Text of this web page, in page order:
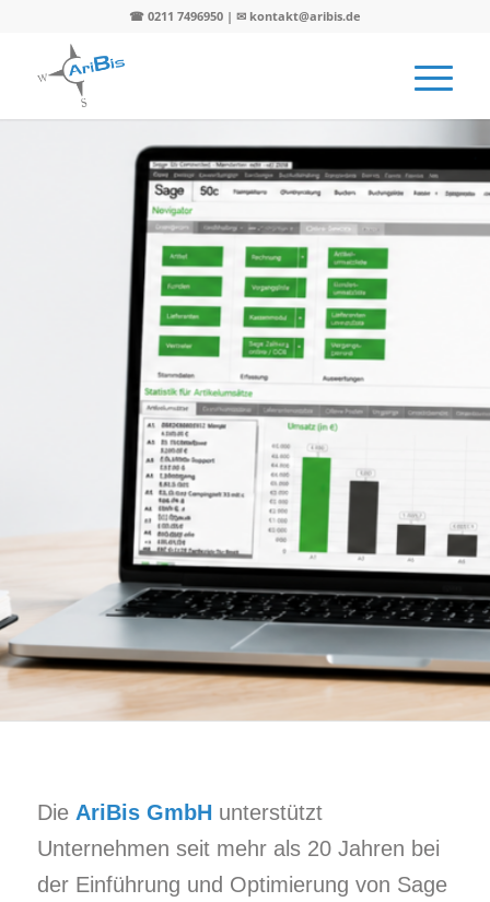
☎ 0211 7496950 | ✉ kontakt@aribis.de
Die AriBis GmbH unterstützt
Unternehmen seit mehr als 20 Jahren bei
der Einführung und Optimierung von Sage